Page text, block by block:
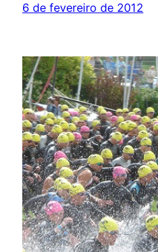
6 de fevereiro de 2012